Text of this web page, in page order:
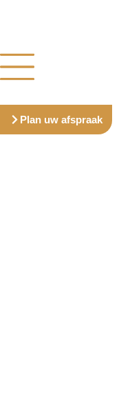
Plan uw afspraak